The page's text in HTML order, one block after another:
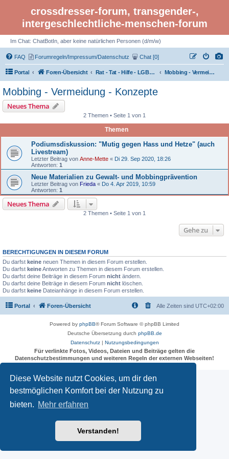
Diese Website nutzt Cookies, um dir den
bestmöglichen Komfort bei der Nutzung zu
bieten. Mehr erfahren
Verstanden!
crossdresser-forum, transgender-,
intergeschlechtliche-menschen-forum
Im Chat: ChatBotIn, aber keine natürlichen Personen (d/m/w)
FAQ Forumregeln/Impressum/Datenschutz Chat [0]
Portal Foren-Übersicht Rat - Tat - Hilfe - LGBTI Rights - Infos Mobbing - Vermeidung - Konzepte
Mobbing - Vermeidung - Konzepte
Neues Thema
2 Themen • Seite 1 von 1
Themen
Podiumsdiskussion: "Mutig gegen Hass und Hetze" (auch
Livestream)
Letzter Beitrag von Anne-Mette « Di 29. Sep 2020, 18:26
Antworten: 1
Neue Materialien zu Gewalt- und Mobbingprävention
Letzter Beitrag von Frieda « Do 4. Apr 2019, 10:59
Antworten: 1
Neues Thema
2 Themen • Seite 1 von 1
Gehe zu
BERECHTIGUNGEN IN DIESEM FORUM
Du darfst keine neuen Themen in diesem Forum erstellen.
Du darfst keineAntworten zu Themen in diesem Forum erstellen.
Du darfst deine Beiträge in diesem Forum nicht ändern.
Du darfst deine Beiträge in diesem Forum nicht löschen.
Du darfst keine Dateianhänge in diesem Forum erstellen.
Portal Foren-Übersicht Alle Zeiten sind UTC+02:00
Powered by phpBB® Forum Software © phpBB Limited
Deutsche Übersetzung durch phpBB.de
Datenschutz| Nutzungsbedingungen
Für verlinkte Fotos, Videos, Dateien und Beiträge gelten die
Datenschutzbestimmungen und weiteren Regeln der externen Webseiten!